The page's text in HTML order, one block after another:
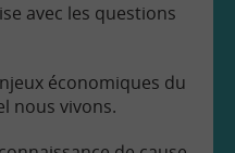
avec les questions
économiques du
nous vivons.